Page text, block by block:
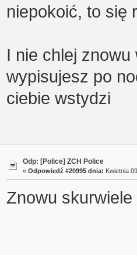
niepokoić, to się
I nie chlej
wypisujesz po
ciebie wstydzi
Odp: [Police] ZCH Police
« Odpowiedź #20995 dnia: Kwietnia
Znowu